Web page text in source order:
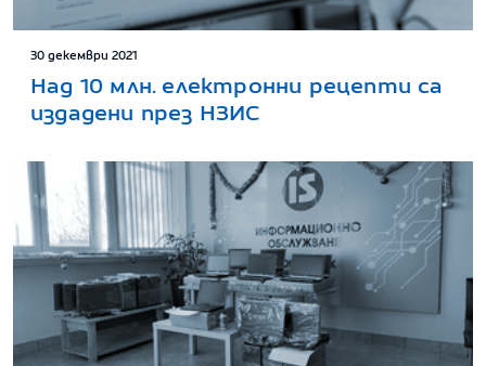
30 декември 2021
Над 10 млн. електронни рецепти са
издадени през НЗИС